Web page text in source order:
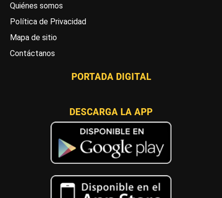
Quiénes somos
Política de Privacidad
Mapa de sitio
Contáctanos
PORTADA DIGITAL
DESCARGA LA APP